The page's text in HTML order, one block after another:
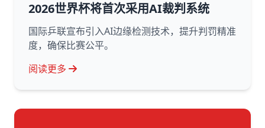
2026世界杯将首次采用AI裁判系统
国际乒联宣布引入AI边缘检测技术，提升判罚精准
度，确保比赛公平。
阅读更多